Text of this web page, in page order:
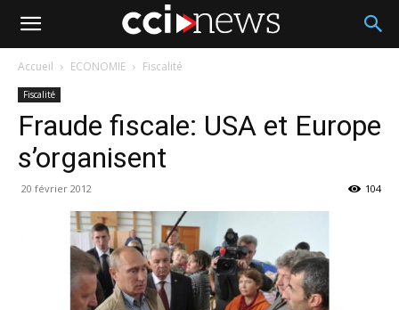
Accueil ECONOMIE Fiscalité
Fiscalité
Fraude fiscale: USA et Europe
s’organisent
20 février 2012 104